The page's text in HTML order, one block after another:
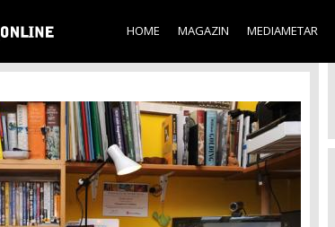
main
content
HOME MAGAZIN MEDIAMETAR